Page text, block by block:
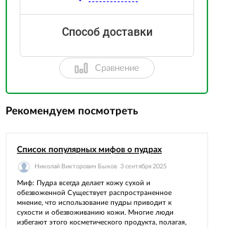
Способ доставки
Сравнение
Рекомендуем посмотреть
Список популярных мифов о пудрах
Николай Викторович Быков 3 сентября 2025
Миф: Пудра всегда делает кожу сухой и
обезвоженной Существует распространенное
мнение, что использование пудры приводит к
сухости и обезвоживанию кожи. Многие люди
избегают этого косметического продукта, полагая,